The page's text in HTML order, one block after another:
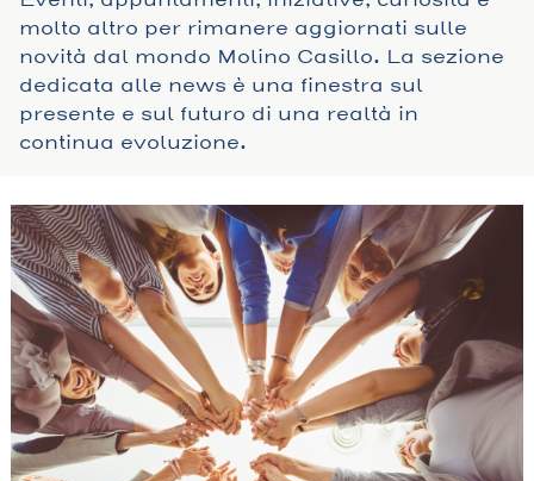
molto altro per rimanere aggiornati sulle
novità dal mondo Molino Casillo. La sezione
dedicata alle news è una finestra sul
presente e sul futuro di una realtà in
continua evoluzione.